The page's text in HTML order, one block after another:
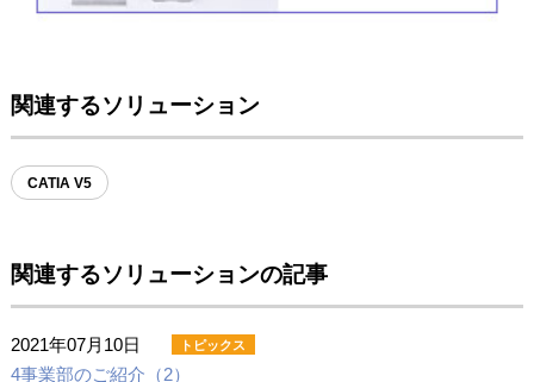
関連するソリューション
CATIA V5
関連するソリューションの記事
2021年07月10日
4事業部のご紹介（2）